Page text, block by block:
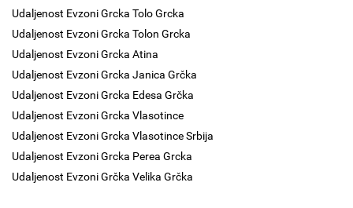
Udaljenost Evzoni Grcka Tolo Grcka
Udaljenost Evzoni Grcka Tolon Grcka
Udaljenost Evzoni Grcka Atina
Udaljenost Evzoni Grcka Janica Grčka
Udaljenost Evzoni Grcka Edesa Grčka
Udaljenost Evzoni Grcka Vlasotince
Udaljenost Evzoni Grcka Vlasotince Srbija
Udaljenost Evzoni Grcka Perea Grcka
Udaljenost Evzoni Grčka Velika Grčka